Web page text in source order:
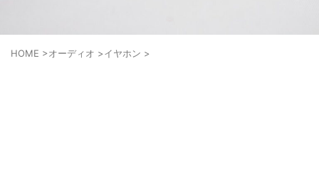
HOME >オーディオ >イヤホン >